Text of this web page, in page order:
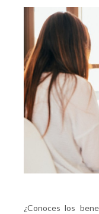
¿Conoces los